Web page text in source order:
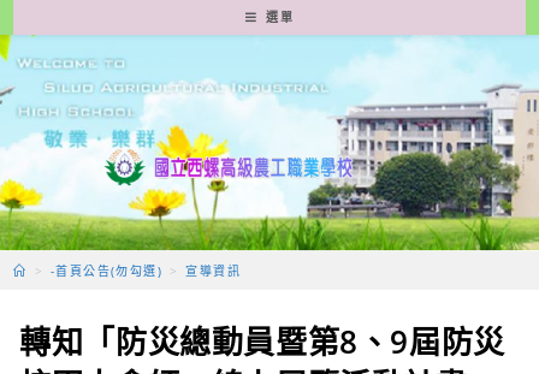
轉
至
要
容
選單
> -首頁公告(勿勾選) > 宣導資訊
轉知「防災總動員暨第8、9屆防災